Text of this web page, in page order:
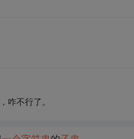
咋不行了。